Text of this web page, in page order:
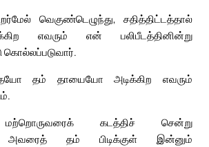
வெகுண்டெழுந்து, சதித்திட்டத்தால்
எவரும் என் பலிபீடத்தினின்று
கொல்லப்படுவார்.
தம் தாயையோ அடிக்கிற எவரும்
கடத்திச் சென்று
அவரைத் தம் பிடிக்குள் இன்னும்